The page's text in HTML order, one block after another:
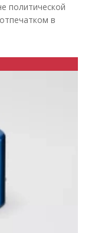
политической
в